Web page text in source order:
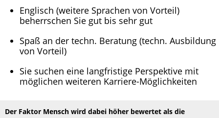
Englisch (weitere Sprachen von Vorteil)
beherrschen Sie gut bis sehr gut
Spaß an der techn. Beratung (techn. Ausbildung
von Vorteil)
Sie suchen eine langfristige Perspektive mit
möglichen weiteren Karriere-Möglichkeiten
Der Faktor Mensch wird dabei höher bewertet als die